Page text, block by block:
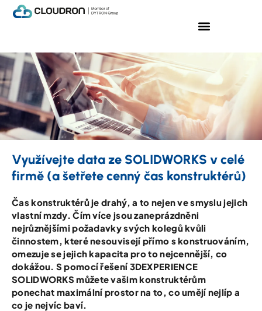
Využívejte data ze SOLIDWORKS v celé
firmě (a šetřete cenný čas konstruktérů)
Čas konstruktérů je drahý, a to nejen ve smyslu jejich
vlastní mzdy. Čím více jsou zaneprázdněni
nejrůznějšími požadavky svých kolegů kvůli
činnostem, které nesouvisejí přímo s konstruováním,
omezuje se jejich kapacita pro to nejcennější, co
dokážou. S pomocí řešení 3DEXPERIENCE
SOLIDWORKS můžete vašim konstruktérům
ponechat maximální prostor na to, co umějí nejlíp a
co je nejvíc baví.